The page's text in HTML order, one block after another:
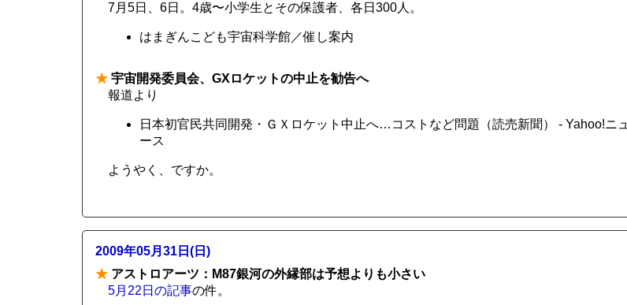
7月5日、6日。4歳〜小学生とその保護者、各日300人。
はまぎんこども宇宙科学館／催し案内
★ 宇宙開発委員会、GXロケットの中止を勧告へ
報道より
日本初官民共同開発・ＧＸロケット中止へ…コストなど問題（読売新聞） - Yahoo!ニュ
ース
ようやく、ですか。
2009年05月31日(日)
★ アストロアーツ：M87銀河の外縁部は予想よりも小さい
5月22日の記事の件。